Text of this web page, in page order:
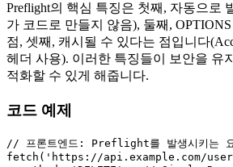
Preflight의 핵심 특징은 첫째, 자동으로
가 코드로 만들지 않음), 둘째,
점, 셋째, 캐시될 수 있다는 점입니다
헤더 사용). 이러한 특징들이 보안을 유
적화할 수 있게 해줍니다.
코드 예제
// 프론트엔드: Preflight를 발생시키는
fetch ( 'https://api.example.com/